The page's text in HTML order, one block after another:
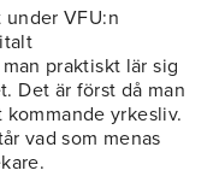
VFU:n
praktiskt lär sig
Det är först då man
yrkesliv.
vad som menas